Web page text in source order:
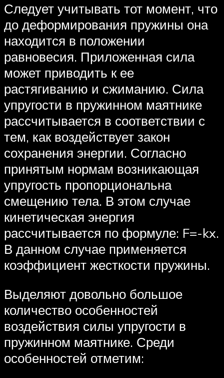
Следует учитывать тот момент, что
до деформирования пружины она
находится в положении
равновесия. Приложенная сила
может приводить к ее
растягиванию и сжиманию. Сила
упругости в пружинном маятнике
рассчитывается в соответствии с
тем, как воздействует закон
сохранения энергии. Согласно
принятым нормам возникающая
упругость пропорциональна
смещению тела. В этом случае
кинетическая энергия
рассчитывается по формуле: F=-kx.
В данном случае применяется
коэффициент жесткости пружины.
Выделяют довольно большое
количество особенностей
воздействия силы упругости в
пружинном маятнике. Среди
особенностей отметим: